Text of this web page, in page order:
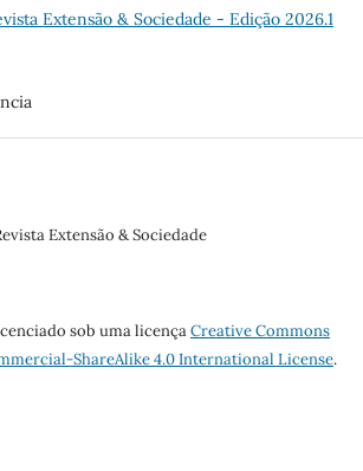
Extensão & Sociedade - Edição 2026.1
Extensão & Sociedade
sob uma licençaCreative Commons
ShareAlike 4.0 International License.